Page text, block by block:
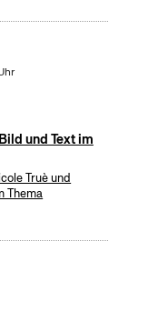
und Text im
Truè und
Thema